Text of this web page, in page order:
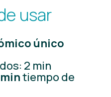
usar
único
2 min
tiempo de